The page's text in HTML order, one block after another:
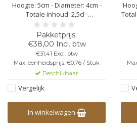
Hoogte: 5cm - Diameter: 4cm -
Totale inhoud: 2,5cl -
transparant - kunststof
polycarbonaat -
vaatwasbestendig -
herbruikbaar - bedrukking
mogelijk - onbreekbaar - niet
stapelbaar
€38,00 Incl. btw
€31,41 Excl. btw
Max. eenheidsprijs: €0,76 / Stuk
Beschikbaar
Vergelijk
In winkelwagen